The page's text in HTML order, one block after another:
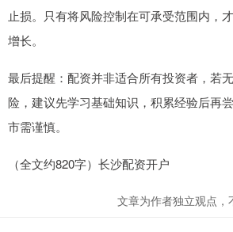
止损。只有将风险控制在可承受范围内，
增长。
最后提醒：配资并非适合所有投资者，若
险，建议先学习基础知识，积累经验后再
市需谨慎。
（全文约820字）长沙配资开户
文章为作者独立观点，